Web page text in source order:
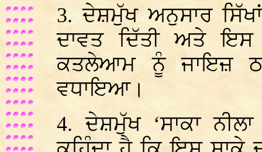
3. ਦੇਸ਼ਮੁੱਖ ਅਨੁਸਾਰ
ਦਾਵਤ ਦਿੱਤੀ ਅਤੇ ਇਸ
ਕਤਲੇਆਮ ਨੂੰ ਜਾਇਜ਼
ਵਧਾਇਆ।
4. ਦੇਸ਼ਮੁੱਖ ‘ਸਾਕਾ